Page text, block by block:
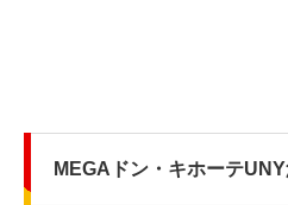
MEGAドン・キホーテ